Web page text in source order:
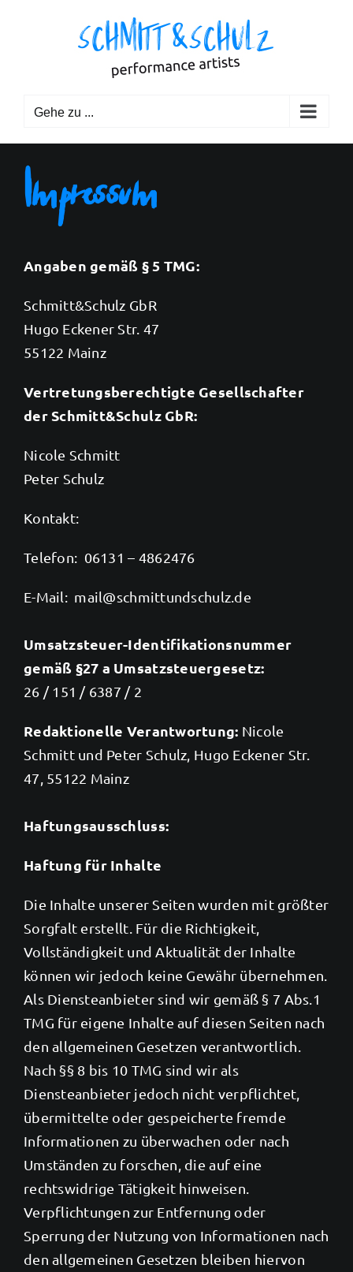
Gehe zu ...
Impressum
Angaben gemäß § 5 TMG:
Schmitt&Schulz GbR
Hugo Eckener Str. 47
55122 Mainz
Vertretungsberechtigte Gesellschafter
der Schmitt&Schulz GbR:
Nicole Schmitt
Peter Schulz
Kontakt:
Telefon: 06131 – 4862476
E-Mail: mail@schmittundschulz.de
Umsatzsteuer-Identifikationsnummer
gemäß §27 a Umsatzsteuergesetz:
26 / 151 / 6387 / 2
Redaktionelle Verantwortung: Nicole
Schmitt und Peter Schulz, Hugo Eckener Str.
47, 55122 Mainz
Haftungsausschluss:
Haftung für Inhalte
Die Inhalte unserer Seiten wurden mit größter
Sorgfalt erstellt. Für die Richtigkeit,
Vollständigkeit und Aktualität der Inhalte
können wir jedoch keine Gewähr übernehmen.
Als Diensteanbieter sind wir gemäß § 7 Abs.1
TMG für eigene Inhalte auf diesen Seiten nach
den allgemeinen Gesetzen verantwortlich.
Nach §§ 8 bis 10 TMG sind wir als
Diensteanbieter jedoch nicht verpflichtet,
übermittelte oder gespeicherte fremde
Informationen zu überwachen oder nach
Umständen zu forschen, die auf eine
rechtswidrige Tätigkeit hinweisen.
Verpflichtungen zur Entfernung oder
Sperrung der Nutzung von Informationen nach
den allgemeinen Gesetzen bleiben hiervon